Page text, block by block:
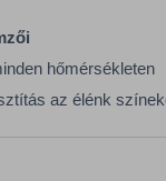
hőmérsékleten
az élénk